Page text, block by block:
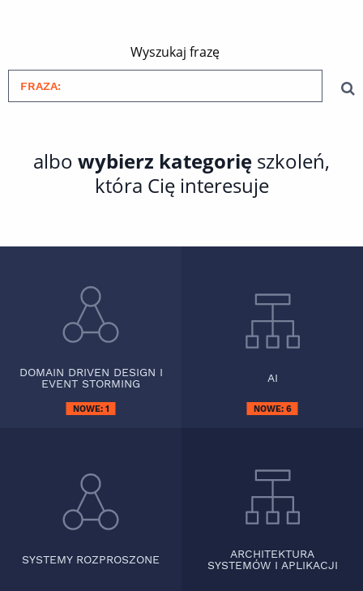
Wyszukaj frazę
albo wybierz kategorię szkoleń,
która Cię interesuje
DOMAIN DRIVEN DESIGN I
EVENT STORMING
NOWE: 1
AI
NOWE: 6
SYSTEMY ROZPROSZONE
ARCHITEKTURA
SYSTEMÓW I APLIKACJI